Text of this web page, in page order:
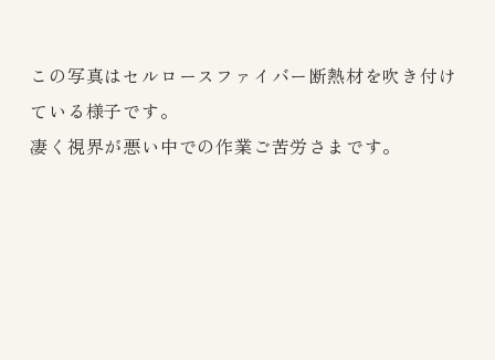
この写真はセルロースファイバー断熱材を吹き付け
ている様子です。
凄く視界が悪い中での作業ご苦労さまです。